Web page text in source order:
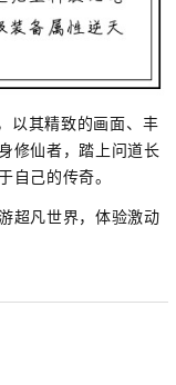
以其精致的画面、丰
修仙者，踏上问道长
自己的传奇。
超凡世界，体验激动